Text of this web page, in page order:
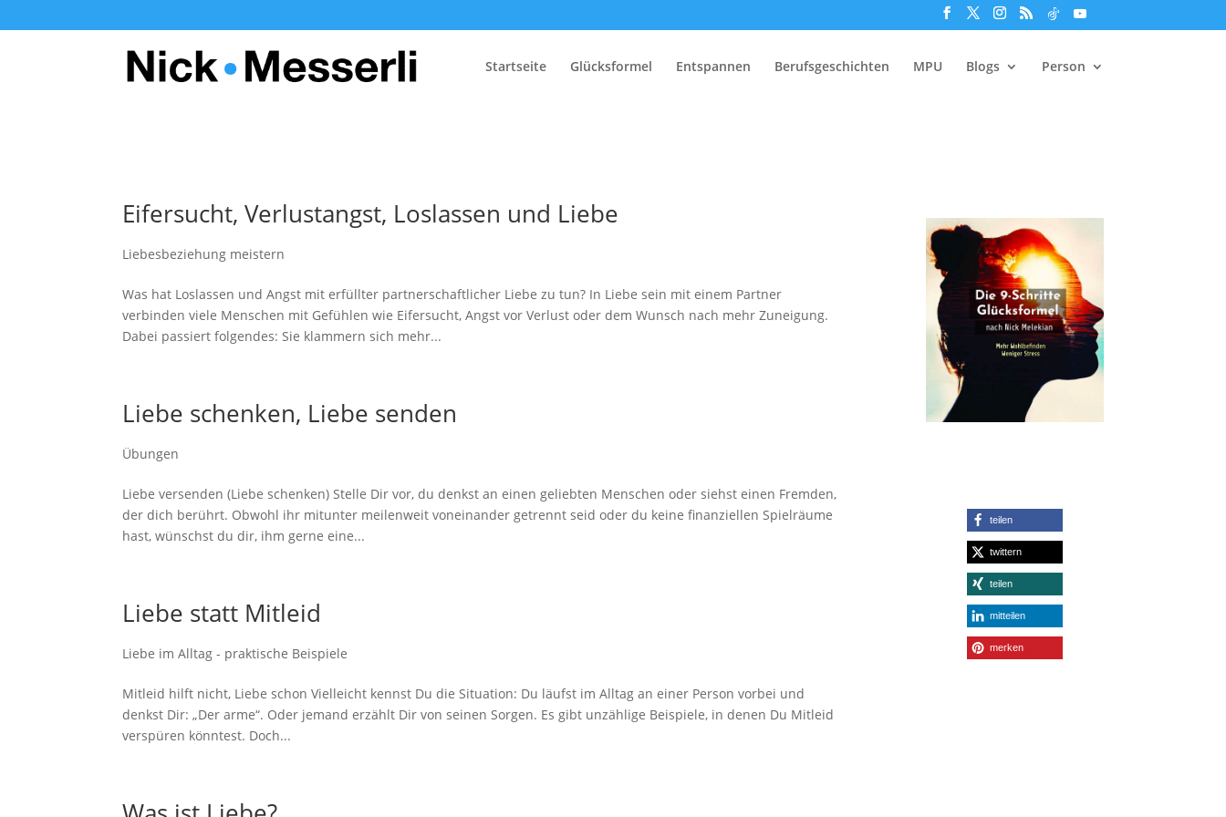
Startseite Glücksformel Entspannen Berufsgeschichten MPU Blogs Person
Eifersucht, Verlustangst, Loslassen und Liebe
Liebesbeziehung meistern
Was hat Loslassen und Angst mit erfüllter partnerschaftlicher Liebe zu tun? In Liebe sein mit einem Partner
verbinden viele Menschen mit Gefühlen wie Eifersucht, Angst vor Verlust oder dem Wunsch nach mehr Zuneigung.
Dabei passiert folgendes: Sie klammern sich mehr...
Liebe schenken, Liebe senden
Übungen
Liebe versenden (Liebe schenken) Stelle Dir vor, du denkst an einen geliebten Menschen oder siehst einen Fremden,
der dich berührt. Obwohl ihr mitunter meilenweit voneinander getrennt seid oder du keine finanziellen Spielräume
hast, wünschst du dir, ihm gerne eine...
Liebe statt Mitleid
Liebe im Alltag - praktische Beispiele
Mitleid hilft nicht, Liebe schon Vielleicht kennst Du die Situation: Du läufst im Alltag an einer Person vorbei und
denkst Dir: „Der arme“. Oder jemand erzählt Dir von seinen Sorgen. Es gibt unzählige Beispiele, in denen Du Mitleid
verspüren könntest. Doch...
teilen
twittern
teilen
mitteilen
merken